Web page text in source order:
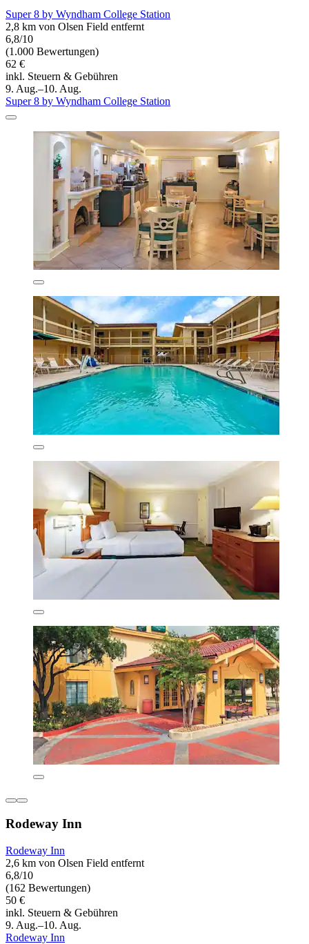
Super 8 by Wyndham College Station
2,8 km von Olsen Field entfernt
6,8/10
(1.000 Bewertungen)
62 €
inkl. Steuern & Gebühren
9. Aug.–10. Aug.
Super 8 by Wyndham College Station
Rodeway Inn
Rodeway Inn
2,6 km von Olsen Field entfernt
6,8/10
(162 Bewertungen)
50 €
inkl. Steuern & Gebühren
9. Aug.–10. Aug.
Rodeway Inn